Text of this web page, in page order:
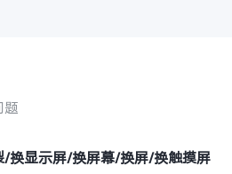
题
/换显示屏/换屏幕/换屏/换触摸屏